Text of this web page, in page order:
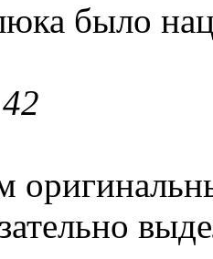
было